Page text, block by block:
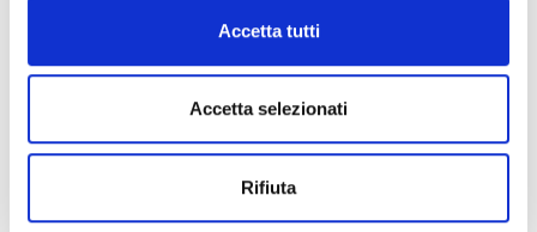
Accetta tutti
Accetta selezionati
Rifiuta